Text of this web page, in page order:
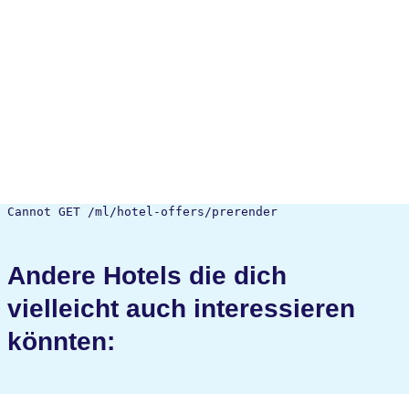
Cannot GET /ml/hotel-offers/prerender
Andere Hotels die dich
vielleicht auch interessieren
könnten: